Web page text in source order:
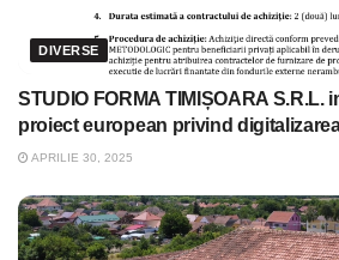
DIVERSE
STUDIO FORMA TIMIȘOARA S.R.L.
proiect european privind
APRILIE 30, 2025